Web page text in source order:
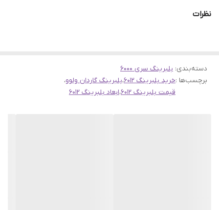
نظرات
دسته‌بندی: بلبرینگ سری 6000
برچسب‌ها :خرید بلبرینگ 6012 ،بلبرینگ گاردان ولوو،
قیمت بلبرینگ 6012
،ابعاد بلبرینگ 6012